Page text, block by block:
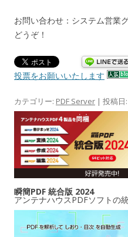
お問い合わせ：システム営業
どうぞ！
投票をお願いいたします
カテゴリー: PDF Server | 投稿日:
瞬簡PDF 統合版 2024
アンテナハウスPDFソフトの